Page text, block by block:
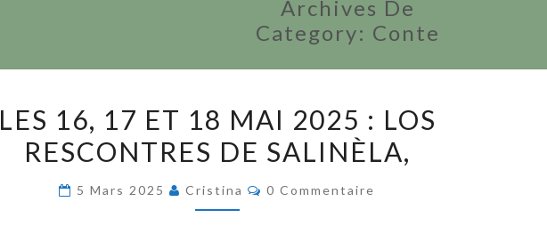
Archives De
Category: Conte
16,
17
18
LES 16, 17 ET 18 MAI 2025 : LOS
RESCONTRES DE SALINÈLA,
5 Mars 2025 Cristina Commentaires
0 Commentaire